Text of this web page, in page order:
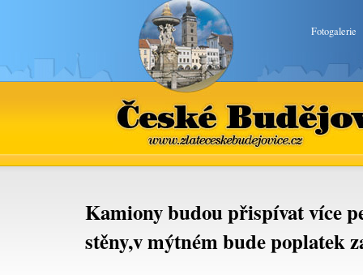
Fotogalerie
České Budějovice
www.zlateceskebudejovice.cz
Kamiony budou přispívat více
stěny,v mýtném bude poplatek